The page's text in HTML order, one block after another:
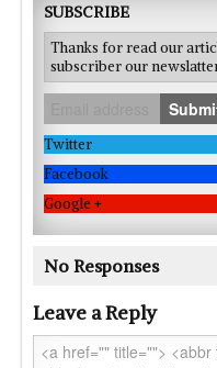
SUBSCRIBE
Thanks for read our
subscriber our
Twitter
Facebook
Google +
No Responses
Leave a Reply